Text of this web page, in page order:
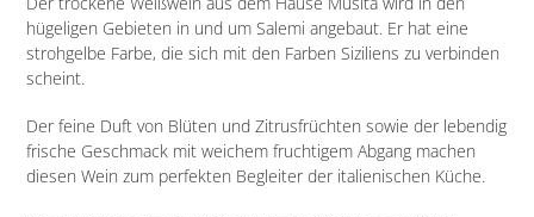
hügeligen Gebieten in und um Salemi angebaut. Er hat eine
strohgelbe Farbe, die sich mit den Farben Siziliens zu verbinden
scheint.
Der feine Duft von Blüten und Zitrusfrüchten sowie der lebendig
frische Geschmack mit weichem fruchtigem Abgang machen
diesen Wein zum perfekten Begleiter der italienischen Küche.